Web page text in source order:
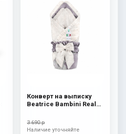
Конверт на выписку
Beatrice Bambini Reale
3 690 р
Наличие уточняйте